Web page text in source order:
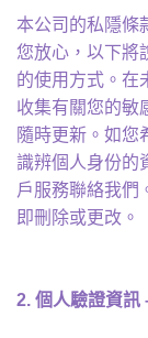
本公司的私隱條
您放心，以下將
的使用方式。在
收集有關您的敏
隨時更新。如您
識辨個人身份的
戶服務聯絡我們
即刪除或更改。
2. 個人驗證資訊